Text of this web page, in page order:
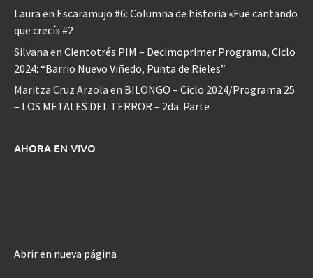
Laura en Escaramujo #6: Columna de historia «Fue cantando
que crecí» #2
Silvana en Cientotrés PIM – Decimoprimer Programa, Ciclo
2024: “Barrio Nuevo Viñedo, Punta de Rieles”
Maritza Cruz Arzola en BILONGO – Ciclo 2024/Programa 25
– LOS METALES DEL TERROR – 2da. Parte
AHORA EN VIVO
Abrir en nueva página